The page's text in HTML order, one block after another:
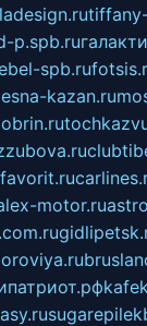
p.spb.ru
spb.ru
kazan.ru
motor.ru